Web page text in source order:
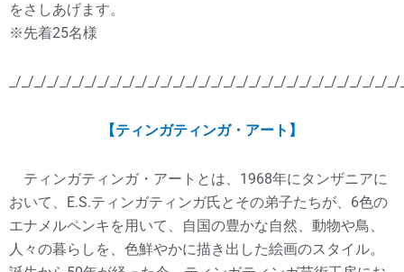
をさしあげます。
※先着25名様
_/_/_/_/_/_/_/_/_/_/_/_/_/_/_/_/_/_/_/_/_/_/_/_/_/_/_/_/_/_/
【ティンガティンガ・アート】
ティンガティンガ・アートとは、1968年にタンザニアに
おいて、E.S.ティンガティンガ氏とその弟子たちが、6色の
エナメルペンキを用いて、自国の豊かな自然、動物や鳥、
人々の暮らしを、色鮮やかに描き出した絵画のスタイル。